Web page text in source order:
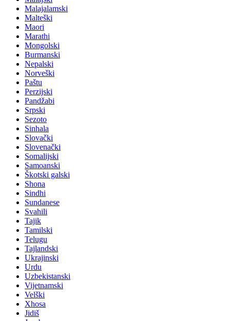
Malajalamski
Malteški
Maori
Marathi
Mongolski
Burmanski
Nepalski
Norveški
Paštu
Perzijski
Pandžabi
Srpski
Sezoto
Sinhala
Slovački
Slovenački
Somalijski
Samoanski
Škotski galski
Shona
Sindhi
Sundanese
Svahili
Tajik
Tamilski
Telugu
Tajlandski
Ukrajinski
Urdu
Uzbekistanski
Vijetnamski
Velški
Xhosa
Jidiš